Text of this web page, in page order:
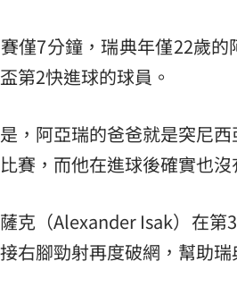
僅7分鐘，瑞典年僅22歲
第2快進球的球員。
，阿亞瑞的爸爸就是突尼
賽，而他在進球後確實也沒
克（Alexander Isak）在第
右腳勁射再度破網，幫助瑞